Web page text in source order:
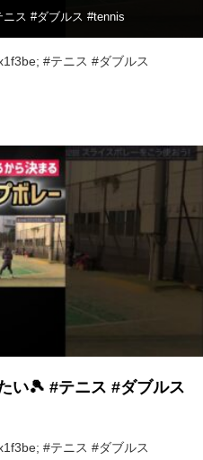
ス #ダブルス #tennis
#テニス #ダブルス
い🎾 #テニス #ダブルス
#テニス #ダブルス